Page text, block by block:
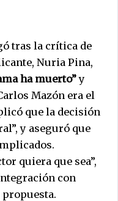
tras la crítica de
Nuria Pina,
ha muerto”y
Mazón era el
que la decisión
y aseguró que
quiera que sea”,
con
propuesta.